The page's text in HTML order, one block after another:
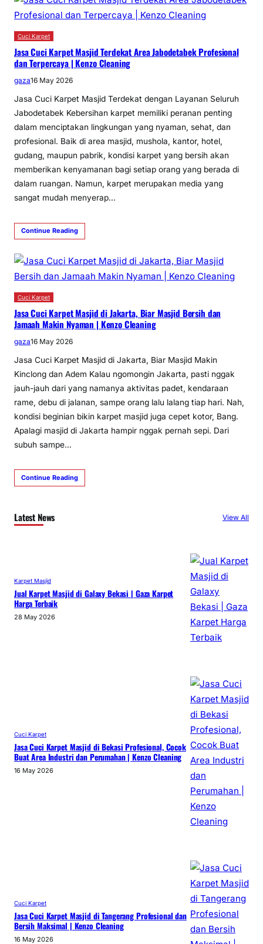
Cuci Karpet
Jasa Cuci Karpet Masjid Terdekat Area Jabodetabek Profesional
dan Terpercaya | Kenzo Cleaning
gaza16 May 2026
Jasa Cuci Karpet Masjid Terdekat dengan Layanan Seluruh
Jabodetabek Kebersihan karpet memiliki peranan penting
dalam menciptakan lingkungan yang nyaman, sehat, dan
profesional. Baik di area masjid, mushola, kantor, hotel,
gudang, maupun pabrik, kondisi karpet yang bersih akan
memberikan kenyamanan bagi setiap orang yang berada di
dalam ruangan. Namun, karpet merupakan media yang
sangat mudah menyerap…
Continue Reading
Cuci Karpet
Jasa Cuci Karpet Masjid di Jakarta, Biar Masjid Bersih dan
Jamaah Makin Nyaman | Kenzo Cleaning
gaza16 May 2026
Jasa Cuci Karpet Masjid di Jakarta, Biar Masjid Makin
Kinclong dan Adem Kalau ngomongin Jakarta, pasti nggak
jauh-jauh dari yang namanya aktivitas padet, kendaraan
rame, debu di jalanan, sampe orang lalu lalang tiap hari. Nah,
kondisi beginian bikin karpet masjid juga cepet kotor, Bang.
Apalagi masjid di Jakarta hampir nggak pernah sepi. Dari
subuh sampe…
Continue Reading
Latest News View All
Karpet Masjid
Jual Karpet Masjid di Galaxy Bekasi | Gaza Karpet
Harga Terbaik
28 May 2026
Cuci Karpet
Jasa Cuci Karpet Masjid di Bekasi Profesional, Cocok
Buat Area Industri dan Perumahan | Kenzo Cleaning
16 May 2026
Cuci Karpet
Jasa Cuci Karpet Masjid di Tangerang Profesional dan
Bersih Maksimal | Kenzo Cleaning
16 May 2026